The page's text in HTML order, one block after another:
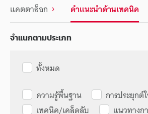
แคตตาล็อก คำแนะนำด้านเทคนิค
จำแนกตามประเภท
ทั้งหมด
ความรู้พื้นฐาน
การประยุกต์
เทคนิค/เคล็ดลับ
แนวทางก